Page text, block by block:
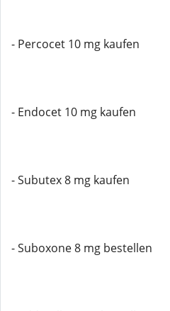
- Percocet 10 mg kaufen
- Endocet 10 mg kaufen
- Subutex 8 mg kaufen
- Suboxone 8 mg bestellen